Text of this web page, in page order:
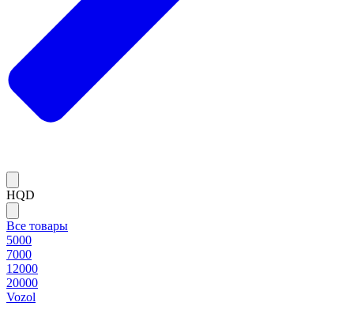
HQD
Все товары
5000
7000
12000
20000
Vozol